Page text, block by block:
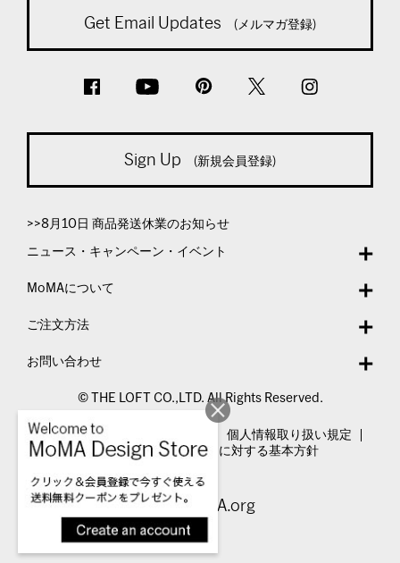
Get Email Updates (メルマガ登録)
Sign Up (新規会員登録)
>>8月10日 商品発送休業のお知らせ
ニュース・キャンペーン・イベント
MoMAについて
ご注文方法
お問い合わせ
© THE LOFT CO.,LTD. All Rights Reserved.
特定商取引法表示
個人情報取り扱い規定
カスタマーハラスメントに対する基本方針
Visit MoMA.org